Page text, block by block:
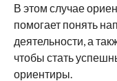
В этом случае
помогает понять
деятельности, а
чтобы стать
ориентиры.